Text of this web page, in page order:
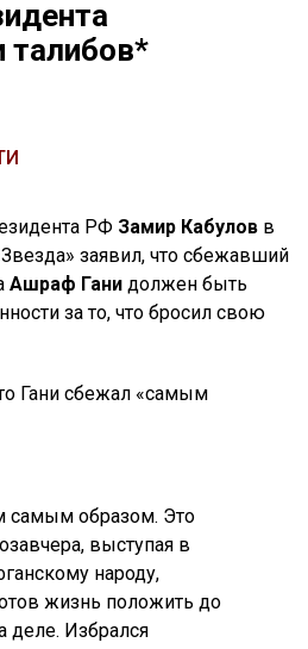
талибов*
РФ Замир Кабулов в
заявил, что сбежавший
Ашраф Гани должен быть
за то, что бросил свою
Гани сбежал «самым
самым образом. Это
выступая в
народу,
жизнь положить до
деле. Избрался